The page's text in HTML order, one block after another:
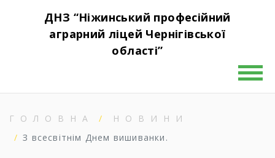
ДНЗ “Ніжинський професійний
аграрний ліцей Чернігівської
області”
ГОЛОВНА
НОВИНИ
З всесвітнім Днем вишиванки.